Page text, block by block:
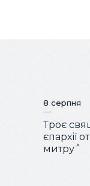
8 серпня
Троє
єпархії
митру